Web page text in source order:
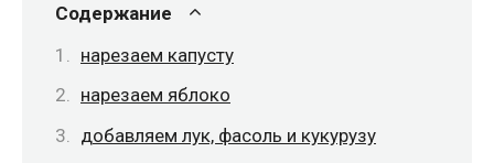
Содержание
нарезаем капусту
нарезаем яблоко
добавляем лук, фасоль и кукурузу